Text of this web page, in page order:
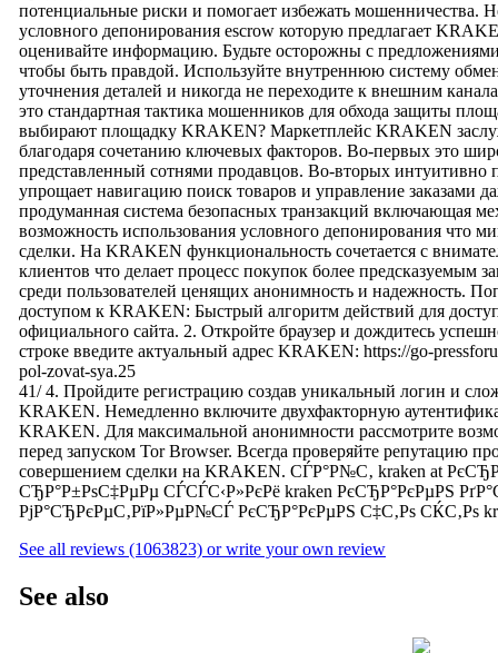
потенциальные риски и помогает избежать мошенничества.
условного депонирования escrow которую предлагает
оценивайте информацию. Будьте осторожны с
чтобы быть правдой. Используйте внутреннюю систему
уточнения деталей и никогда не переходите к внешним
это стандартная тактика мошенников для обхода защиты
выбирают площадку KRAKEN? Маркетплейс KRAKEN
благодаря сочетанию ключевых факторов. Во-первых это
представленный сотнями продавцов. Во-вторых
упрощает навигацию поиск товаров и управление заказами
продуманная система безопасных транзакций включающая
возможность использования условного депонирования что
сделки. На KRAKEN функциональность сочетается с
клиентов что делает процесс покупок более
среди пользователей ценящих анонимность и надежность.
доступом к KRAKEN: Быстрый алгоритм действий для
официального сайта. 2. Откройте браузер и дождитесь
строке введите актуальный адрес KRAKEN: https://go-
pol-zovat-sya.25
41/ 4. Пройдите регистрацию создав уникальный логин и
KRAKEN. Немедленно включите двухфакторную
KRAKEN. Для максимальной анонимности рассмотрите
перед запуском Tor Browser. Всегда проверяйте репутацию
совершением сделки на KRAKEN. СЃР°Р№С‚ kraken at
СЂР°Р±РѕС‡РµРµ СЃСЃС‹Р»РєРё kraken РєСЂР°РєРµРЅ
РјР°СЂРєРµС‚РїР»РµР№СЃ РєСЂР°РєРµРЅ С‡С‚Рѕ СЌС‚Рѕ
See all reviews (1063823) or write your own review
See also